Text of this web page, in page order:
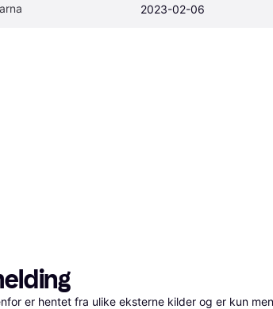
2023-02-06
er hentet fra ulike eksterne kilder og er kun